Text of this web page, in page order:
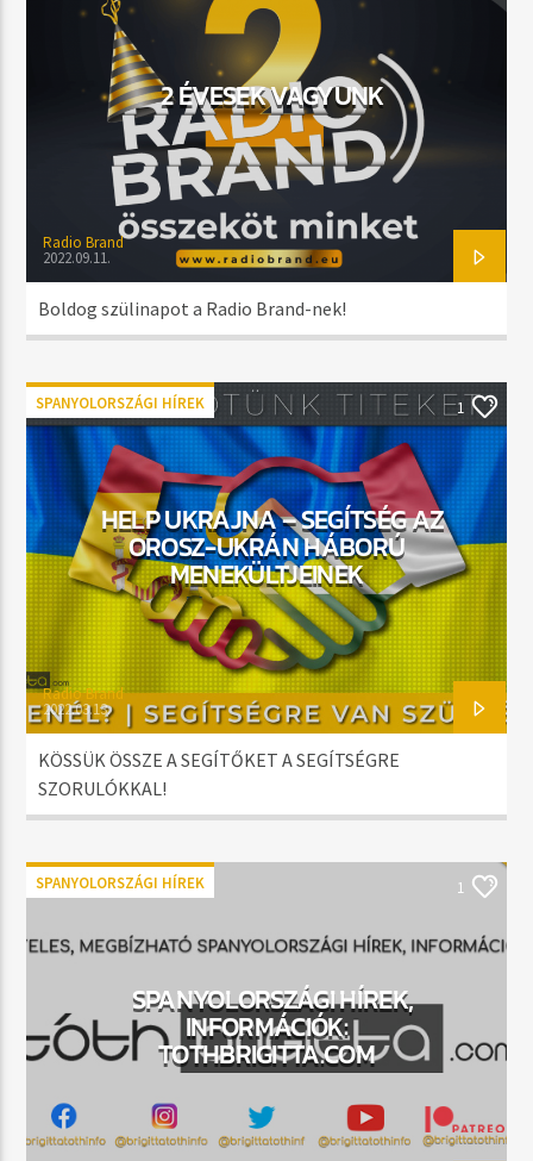
EMERGENCY (ORIGINAL MIX)
ALEX O'RION
MŰSOR ADÁSBAN
NIGHTTIME
20:00 23:59
Radio Brand
2 ÉVESEK VAGYUNK
Radio Brand
2022.09.11.
Boldog szülinapot a Radio Brand-nek!
SPANYOLORSZÁGI HÍREK 1
HELP UKRAJNA – SEGÍTSÉG AZ
OROSZ-UKRÁN HÁBORÚ
MENEKÜLTJEINEK
Radio Brand
2022.03.13.
KÖSSÜK ÖSSZE A SEGÍTŐKET A SEGÍTSÉGRE
SZORULÓKKAL!
SPANYOLORSZÁGI HÍREK 1
SPANYOLORSZÁGI HÍREK,
INFORMÁCIÓK:
TOTHBRIGITTA.COM